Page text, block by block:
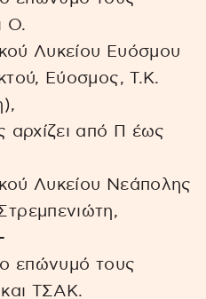
Ο.
Λυκείου Ευόσμου
Εύοσμος, Τ.Κ.
αρχίζει από Π έως
Λυκείου Νεάπολης
επώνυμό τους
ΤΣΑΚ.